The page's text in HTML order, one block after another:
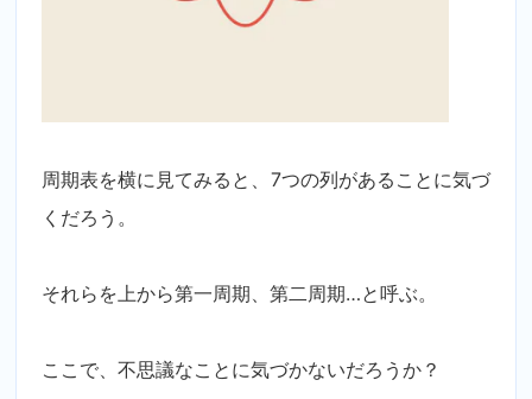
周期表を横に見てみると、7つの列があることに気づ
くだろう。
それらを上から第一周期、第二周期…と呼ぶ。
ここで、不思議なことに気づかないだろうか？